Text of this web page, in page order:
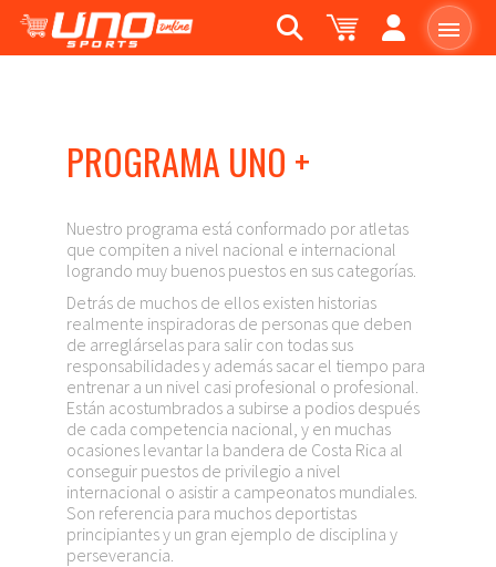
PROGRAMA UNO +
Nuestro programa está conformado por atletas
que compiten a nivel nacional e internacional
logrando muy buenos puestos en sus categorías.
Detrás de muchos de ellos existen historias
realmente inspiradoras de personas que deben
de arreglárselas para salir con todas sus
responsabilidades y además sacar el tiempo para
entrenar a un nivel casi profesional o profesional.
Están acostumbrados a subirse a podios después
de cada competencia nacional, y en muchas
ocasiones levantar la bandera de Costa Rica al
conseguir puestos de privilegio a nivel
internacional o asistir a campeonatos mundiales.
Son referencia para muchos deportistas
principiantes y un gran ejemplo de disciplina y
perseverancia.